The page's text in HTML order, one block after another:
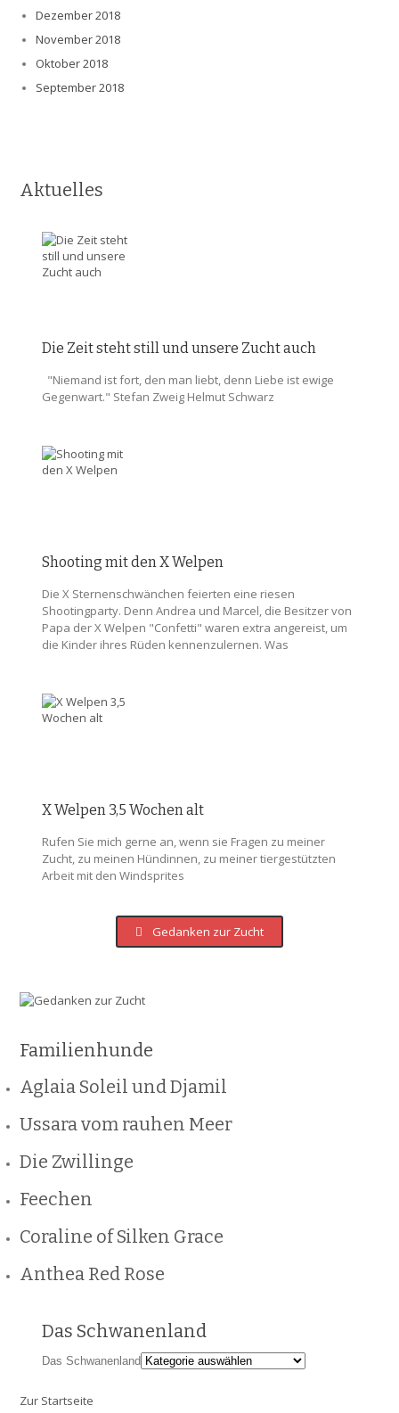
Dezember 2018
November 2018
Oktober 2018
September 2018
Aktuelles
Die Zeit steht still und unsere Zucht auch
"Niemand ist fort, den man liebt, denn Liebe ist ewige
Gegenwart." Stefan Zweig Helmut Schwarz
Shooting mit den X Welpen
Die X Sternenschwänchen feierten eine riesen
Shootingparty. Denn Andrea und Marcel, die Besitzer von
Papa der X Welpen "Confetti" waren extra angereist, um
die Kinder ihres Rüden kennenzulernen. Was
X Welpen 3,5 Wochen alt
Rufen Sie mich gerne an, wenn sie Fragen zu meiner
Zucht, zu meinen Hündinnen, zu meiner tiergestützten
Arbeit mit den Windsprites
Gedanken zur Zucht
Familienhunde
Aglaia Soleil und Djamil
Ussara vom rauhen Meer
Die Zwillinge
Feechen
Coraline of Silken Grace
Anthea Red Rose
Das Schwanenland
Das Schwanenland
Zur Startseite